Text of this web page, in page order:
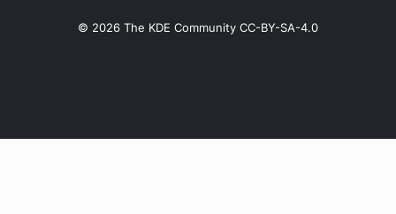
© 2026 The KDE Community CC-BY-SA-4.0